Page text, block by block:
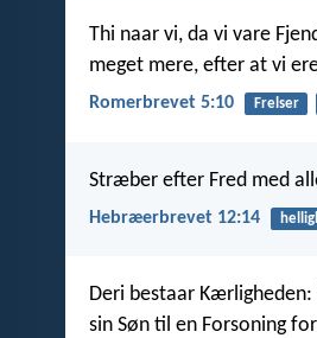
Thi naar vi, da vi vare
meget mere, efter at vi
Romerbrevet 5:10 Frelser
Stræber efter Fred med
Hebræerbrevet 12:14
Deri bestaar Kærligheden:
sin Søn til en Forsoning